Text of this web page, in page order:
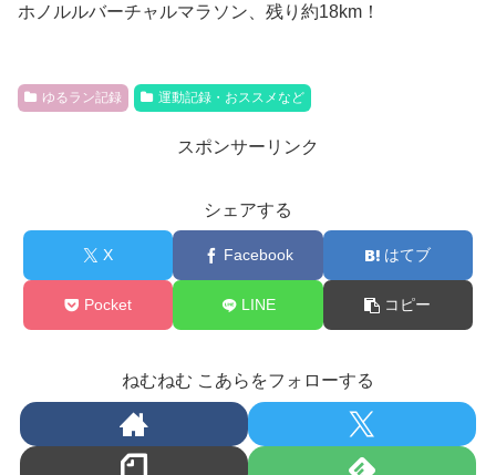
ホノルルバーチャルマラソン、残り約18km！
ゆるラン記録 運動記録・おススメなど
スポンサーリンク
シェアする
X Facebook はてブ
Pocket LINE コピー
ねむねむ こあらをフォローする